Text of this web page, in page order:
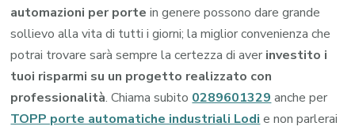
automazioni per portein genere possono dare grande
sollievo alla vita di tutti i giorni; la miglior convenienza che
potrai trovare sarà sempre la certezza di aver investito i
tuoi risparmi su un progetto realizzato con
professionalità. Chiama subito 0289601329 anche per
TOPP porte automatiche industriali Lodi e non parlerai